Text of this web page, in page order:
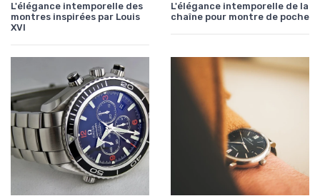
L'élégance intemporelle des
montres inspirées par Louis
XVI
L'élégance intemporelle de la
chaîne pour montre de poche